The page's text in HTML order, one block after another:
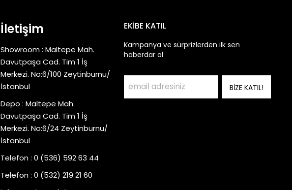
İletişim
Showroom : Maltepe Mah.
Davutpaşa Cad. Tim 1 İş
Merkezi. No:6/100 Zeytinburnu/
İstanbul
Depo : Maltepe Mah.
Davutpaşa Cad. Tim 1 İş
Merkezi. No:6/24 Zeytinburnu/
İstanbul
Telefon : 0 (536) 592 63 44
Telefon : 0 (532) 219 21 60
EKİBE KATIL
Kampanya ve sürprizlerden ilk sen
haberdar ol
BİZE KATIL!